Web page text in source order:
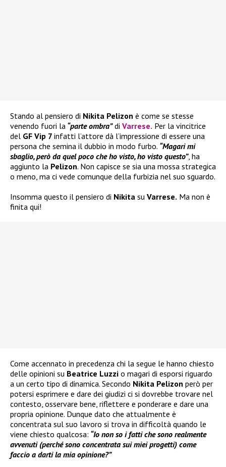
Stando al pensiero di Nikita Pelizon è come se stesse
venendo fuori la “parte ombra”di Varrese. Per la vincitrice
del GF Vip 7 infatti l’attore dà l’impressione di essere una
persona che semina il dubbio in modo furbo. “Magari mi
sbaglio, però da quel poco che ho visto, ho visto questo”, ha
aggiunto la Pelizon. Non capisce se sia una mossa strategica
o meno, ma ci vede comunque della furbizia nel suo sguardo.
Insomma questo il pensiero di Nikita su Varrese. Ma non è
finita qui!
Come accennato in precedenza chi la segue le hanno chiesto
delle opinioni su Beatrice Luzzi o magari di esporsi riguardo
a un certo tipo di dinamica. Secondo Nikita Pelizon però per
potersi esprimere e dare dei giudizi ci si dovrebbe trovare nel
contesto, osservare bene, riflettere e ponderare e dare una
propria opinione. Dunque dato che attualmente è
concentrata sul suo lavoro si trova in difficoltà quando le
viene chiesto qualcosa: “Io non so i fatti che sono realmente
avvenuti (perché sono concentrata sui miei progetti) come
faccio a darti la mia opinione?”